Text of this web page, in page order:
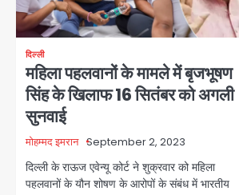
दिल्ली
महिला पहलवानों के मामले में बृजभूषण
सिंह के खिलाफ 16 सितंबर को अगली
सुनवाई
मोहम्मद इमरान September 2, 2023
दिल्ली के राऊज एवेन्यू कोर्ट ने शुक्रवार को महिला
पहलवानों के यौन शोषण के आरोपों के संबंध में भारतीय